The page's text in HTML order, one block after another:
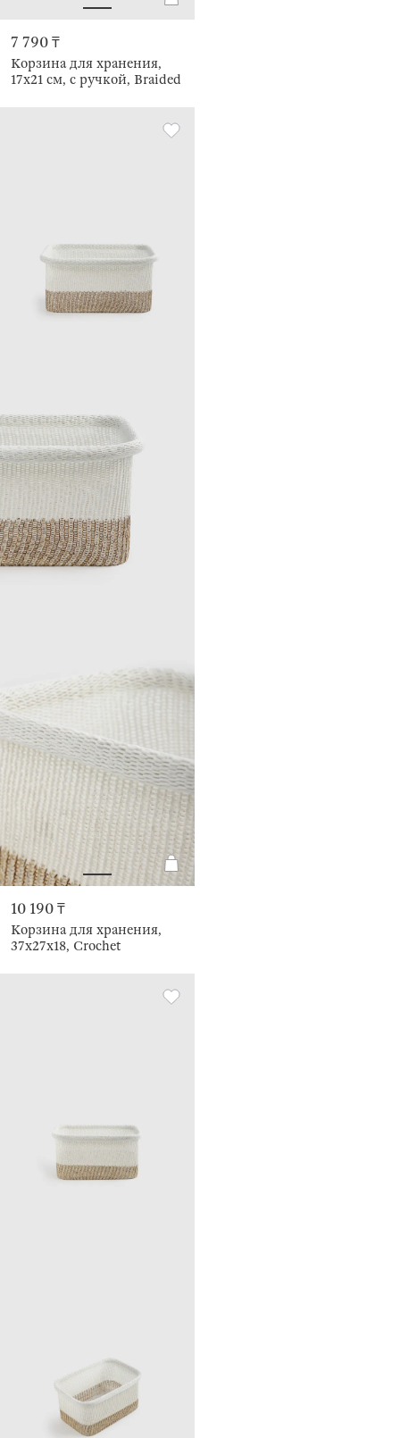
7 790 ₸
Корзина для хранения,
17х21 см, с ручкой, Braided
10 190 ₸
Корзина для хранения,
37х27х18, Crochet